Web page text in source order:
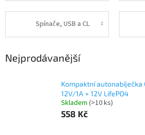
Spínače, USB a CL
Nejprodávanější
Kompaktní autonabíječka
12V/1A + 12V LifePO4
Skladem (>10 ks)
558 Kč